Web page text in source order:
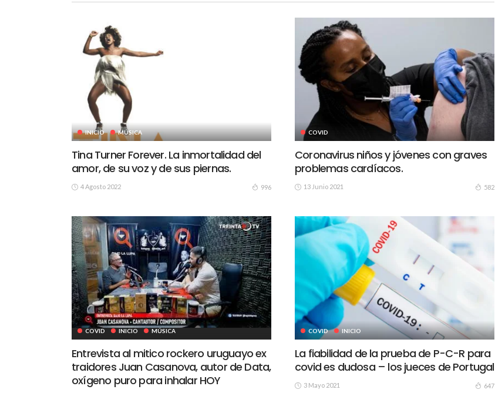
INICIO MÚSICA
Tina Turner Forever. La inmortalidad del
amor, de su voz y de sus piernas.
4 Agosto 2022 996
COVID
Coronavirus niños y jóvenes con graves
problemas cardíacos.
13 Junio 2021 582
COVID INICIO MÚSICA
Entrevista al mitico rockero uruguayo ex
traidores Juan Casanova, autor de Data,
oxígeno puro para inhalar HOY
COVID INICIO
La fiabilidad de la prueba de P-C-R para
covid es dudosa – los jueces de Portugal
3 Mayo 2021 647